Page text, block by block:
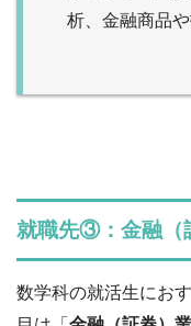
析、金融商品
就職先③：金融（
数学科の就活生にお